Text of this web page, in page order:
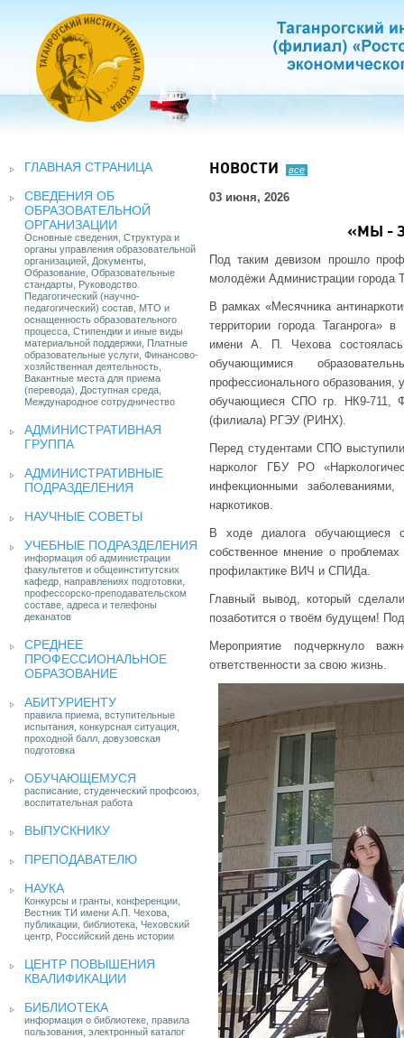
ГЛАВНАЯ СТРАНИЦА
СВЕДЕНИЯ ОБ
ОБРАЗОВАТЕЛЬНОЙ
ОРГАНИЗАЦИИ
Основные сведения, Структура и
органы управления образовательной
организацией, Документы,
Образование, Образовательные
стандарты, Руководство.
Педагогический (научно-
педагогический) состав, МТО и
оснащенность образовательного
процесса, Стипендии и иные виды
материальной поддержки, Платные
образовательные услуги, Финансово-
хозяйственная деятельность,
Вакантные места для приема
(перевода), Доступная среда,
Международное сотрудничество
АДМИНИСТРАТИВНАЯ
ГРУППА
АДМИНИСТРАТИВНЫЕ
ПОДРАЗДЕЛЕНИЯ
НАУЧНЫЕ СОВЕТЫ
УЧЕБНЫЕ ПОДРАЗДЕЛЕНИЯ
информация об администрации
факультетов и общеинститутских
кафедр, направлениях подготовки,
профессорско-преподавательском
составе, адреса и телефоны
деканатов
СРЕДНЕЕ
ПРОФЕССИОНАЛЬНОЕ
ОБРАЗОВАНИЕ
АБИТУРИЕНТУ
правила приема, вступительные
испытания, конкурсная ситуация,
проходной балл, довузовская
подготовка
ОБУЧАЮЩЕМУСЯ
расписание, студенческий профсоюз,
воспитательная работа
ВЫПУСКНИКУ
ПРЕПОДАВАТЕЛЮ
НАУКА
Конкурсы и гранты, конференции,
Вестник ТИ имени А.П. Чехова,
публикации, библиотека, Чеховский
центр, Российский день истории
ЦЕНТР ПОВЫШЕНИЯ
КВАЛИФИКАЦИИ
БИБЛИОТЕКА
информация о библиотеке, правила
пользования, электронный каталог
НОВОСТИ все
03 июня, 2026
«МЫ -
Под таким девизом прошло
молодёжи Администрации города
В рамках «Месячника
территории города Таганрога»
имени А. П. Чехова состоялась
обучающимися
профессионального образования,
обучающиеся СПО гр. НК9-711,
(филиала) РГЭУ (РИНХ).
Перед студентами СПО
нарколог ГБУ РО
инфекционными
наркотиков.
В ходе диалога обучающиеся
собственное мнение о
профилактике ВИЧ и СПИДа.
Главный вывод, который
позаботится о твоём будущем!
Мероприятие подчеркнуло
ответственности за свою жизнь.